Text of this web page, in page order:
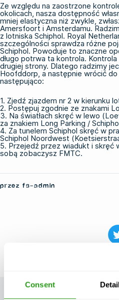
Consent
Ze względu na zaostrzone
okolicach, nasza dostępność
mniej elastyczna niż zwykle,
Amersfoort i Amsterdamu.
z lotniska Schiphol. Royal
szczególności sprawdza różne
Schiphol. Powoduje to znaczne
długo potrwa ta kontrola.
drugiej strony. Dlatego radzimy
Hoofddorp, a następnie wrócić do
następująco:
1. Zjedź zjazdem nr 2 w kierunku
2. Postępuj zgodnie ze znakami
3. Na światłach skręć w lewo
za znakiem Long Parking /
4. Za tunelem Schiphol skręć w
Schiphol Noordwest
5. Przejedź przez wiadukt i skręć
sobą zobaczysz FMTC.
przez fs-admin